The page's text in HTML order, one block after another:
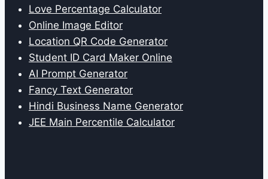
Love Percentage Calculator
Online Image Editor
Location QR Code Generator
Student ID Card Maker Online
AI Prompt Generator
Fancy Text Generator
Hindi Business Name Generator
JEE Main Percentile Calculator